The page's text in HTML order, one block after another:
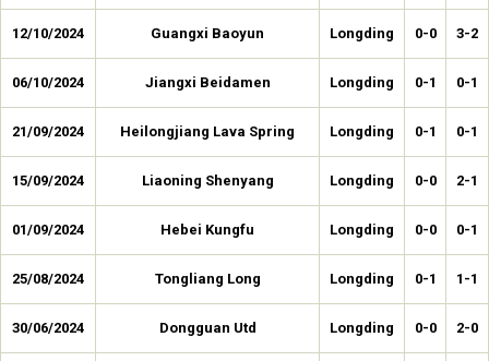
12/10/2024 Guangxi Baoyun Longding 0-0 3-2
06/10/2024 Jiangxi Beidamen Longding 0-1 0-1
21/09/2024 Heilongjiang Lava Spring Longding 0-1 0-1
15/09/2024 Liaoning Shenyang Longding 0-0 2-1
01/09/2024 Hebei Kungfu Longding 0-0 0-1
25/08/2024 Tongliang Long Longding 0-1 1-1
30/06/2024 Dongguan Utd Longding 0-0 2-0